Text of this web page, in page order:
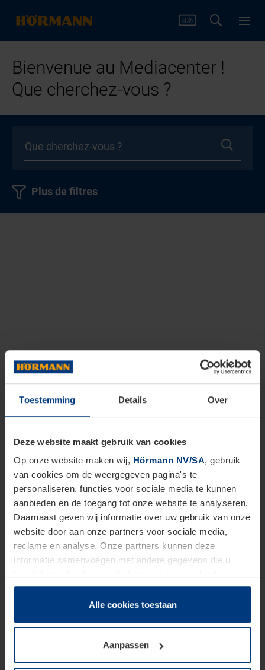
Toestemming Details Over
Deze website maakt gebruik van cookies
Op onze website maken wij, Hörmann NV/SA, gebruik
van cookies om de weergegeven pagina's te
personaliseren, functies voor sociale media te kunnen
aanbieden en de toegang tot onze website te analyseren.
Daarnaast geven wij informatie over uw gebruik van onze
website door aan onze partners voor sociale media,
reclame en analyse. Onze partners kunnen deze
informatie samenvoegen met andere gegevens die u
hun diensten hebben verzameld.
Juridisch hebben wij het recht om cookies op uw
van deze pagina's absoluut vereist is. Voor alle andere
soorten cookies is uw toestemming benodigd. Uw
toestemming kunt u op elk moment bij de uitleg van de
Alle cookies toestaan
Aanpassen
Bienvenue au Mediacenter !
Que cherchez-vous ?
Plus de filtres